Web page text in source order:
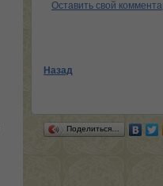
Оставить свой
Назад
Поделиться…